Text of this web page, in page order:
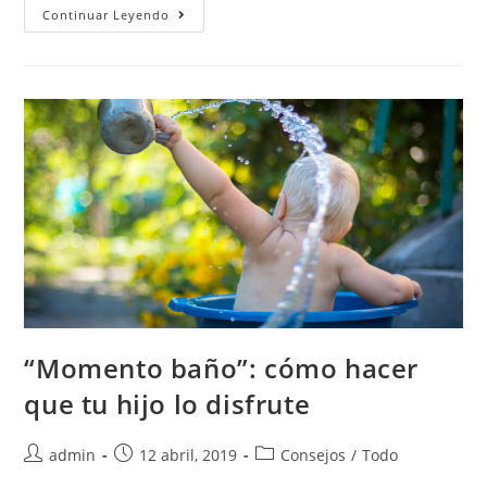
Continuar Leyendo
“Momento baño”: cómo hacer
que tu hijo lo disfrute
admin 12 abril, 2019 Consejos / Todo